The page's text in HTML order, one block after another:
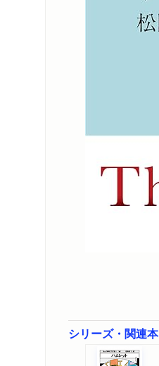
WEB
新聞
シリーズ・関連本